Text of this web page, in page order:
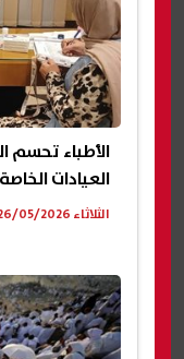
الأطباء تحسم
العيادات
الثلاثاء 26/05/2026 11:04 م